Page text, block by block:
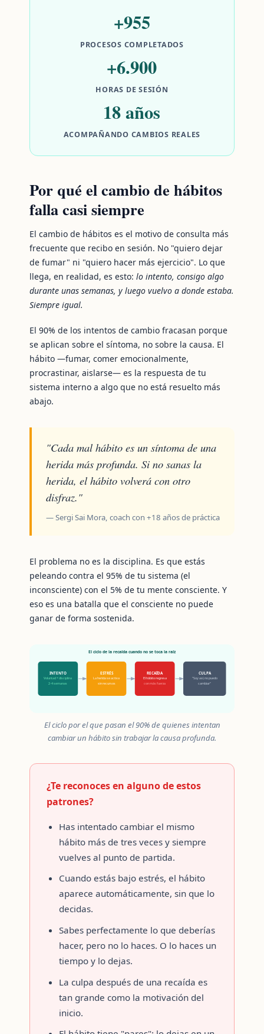
+955
PROCESOS COMPLETADOS
+6.900
HORAS DE SESIÓN
18 años
ACOMPAÑANDO CAMBIOS REALES
Por qué el cambio de hábitos
falla casi siempre
El cambio de hábitos es el motivo de consulta más
frecuente que recibo en sesión. No "quiero dejar
de fumar" ni "quiero hacer más ejercicio". Lo que
llega, en realidad, es esto: lo intento, consigo algo
durante unas semanas, y luego vuelvo a donde estaba.
Siempre igual.
El 90% de los intentos de cambio fracasan porque
se aplican sobre el síntoma, no sobre la causa. El
hábito —fumar, comer emocionalmente,
procrastinar, aislarse— es la respuesta de tu
sistema interno a algo que no está resuelto más
abajo.
"Cada mal hábito es un síntoma de una
herida más profunda. Si no sanas la
herida, el hábito volverá con otro
disfraz."
— Sergi Sai Mora, coach con +18 años de práctica
El problema no es la disciplina. Es que estás
peleando contra el 95% de tu sistema (el
inconsciente) con el 5% de tu mente consciente. Y
eso es una batalla que el consciente no puede
ganar de forma sostenida.
INTENTO
Voluntad + disciplina
2-4 semanas
ESTRÉS
La herida se activa
sin recursos
RECAÍDA
El hábito regresa
con más fuerza
CULPA
"Soy así, no puedo
cambiar"
El ciclo de la recaída cuando no se toca la raíz
El ciclo por el que pasan el 90% de quienes intentan
cambiar un hábito sin trabajar la causa profunda.
¿Te reconoces en alguno de estos
patrones?
Has intentado cambiar el mismo
hábito más de tres veces y siempre
vuelves al punto de partida.
Cuando estás bajo estrés, el hábito
aparece automáticamente, sin que lo
decidas.
Sabes perfectamente lo que deberías
hacer, pero no lo haces. O lo haces un
tiempo y lo dejas.
La culpa después de una recaída es
tan grande como la motivación del
inicio.